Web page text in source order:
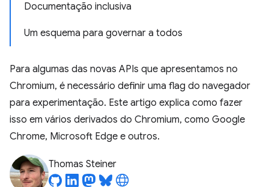
Documentação inclusiva
Um esquema para governar a todos
Para algumas das novas APIs que apresentamos no
Chromium, é necessário definir uma flag do navegador
para experimentação. Este artigo explica como fazer
isso em vários derivados do Chromium, como Google
Chrome, Microsoft Edge e outros.
Thomas Steiner